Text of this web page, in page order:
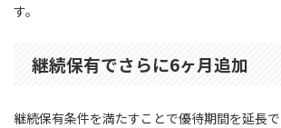
す。
継続保有でさらに6ヶ月追加
継続保有条件を満たすことで優待期間を延長で